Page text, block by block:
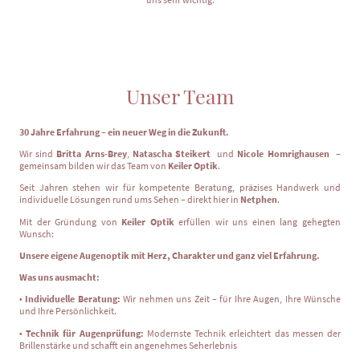
Unser Team
30 Jahre Erfahrung – ein neuer Weg in die Zukunft.
Wir sind Britta Arns-Brey, Natascha Steikertund Nicole Homrighausen –
gemeinsam bilden wir das Team von Keiler Optik.
Seit Jahren stehen wir für kompetente Beratung, präzises Handwerk und
individuelle Lösungen rund ums Sehen – direkt hier in Netphen.
Mit der Gründung von Keiler Optik erfüllen wir uns einen lang gehegten
Wunsch:
Unsere eigene Augenoptik mit Herz, Charakter und ganz viel Erfahrung.
Was uns ausmacht:
• Individuelle Beratung: Wir nehmen uns Zeit – für Ihre Augen, Ihre Wünsche
und Ihre Persönlichkeit.
•Technik für Augenprüfung: Modernste Technik erleichtert das messen der
Brillenstärke und schafft ein angenehmes Seherlebnis